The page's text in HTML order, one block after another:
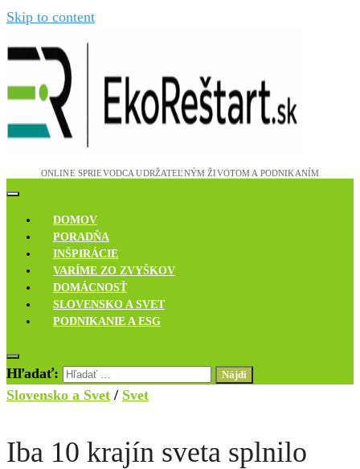
Skip to content
Ekoreštart
Novinky, rozhovory a inšpirácie
DOMOV
PORADŇA
INŠPIRÁCIE
VARÍME ZO ZVYŠKOV
DOMÁCNOSŤ
SLOVENSKO A SVET
PODNIKANIE A ESG
Hľadať:
Slovensko a Svet / Svet
Iba 10 krajín sveta splnilo